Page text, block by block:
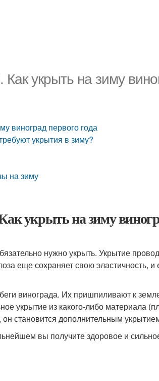
укрыть на зиму
виноград первого года
укрытия в зиму?
на зиму
укрыть на зиму
нужно укрыть. Укрытие
еще сохраняет свою эластичность,
винограда. Их пришпиливают к
укрытие из какого-либо материала
становится дополнительным
вы получите здоровое и